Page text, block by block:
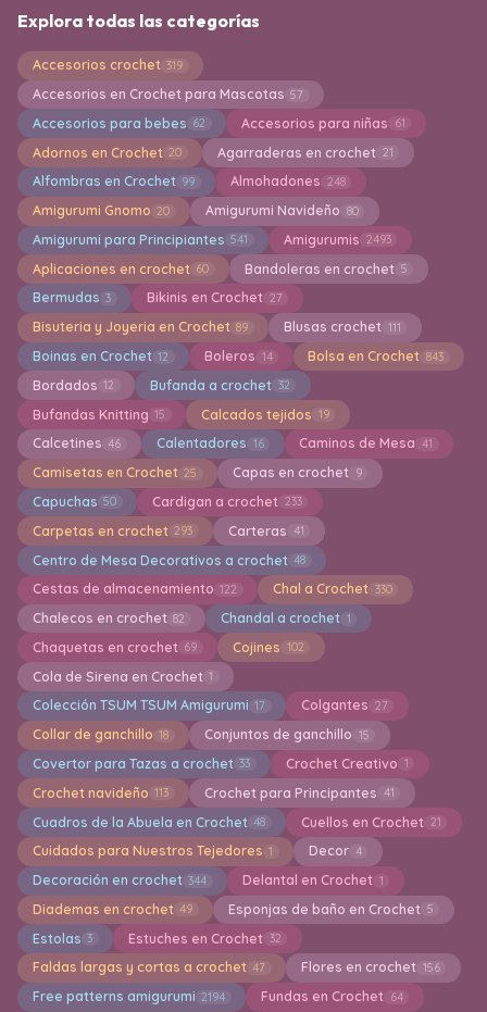
Explora todas las categorías
Accesorios crochet 319
Accesorios en Crochet para Mascotas 57
Accesorios para bebes 62 Accesorios para niñas 61
Adornos en Crochet 20 Agarraderas en crochet 21
Alfombras en Crochet 99 Almohadones 248
Amigurumi Gnomo 20 Amigurumi Navideño 80
Amigurumi para Principiantes 541 Amigurumis 2493
Aplicaciones en crochet 60 Bandoleras en crochet 5
Bermudas 3 Bikinis en Crochet 27
Bisuteria y Joyeria en Crochet 89 Blusas crochet 111
Boinas en Crochet 12 Boleros 14 Bolsa en Crochet 843
Bordados 12 Bufanda a crochet 32
Bufandas Knitting 15 Calcados tejidos 19
Calcetines 46 Calentadores 16 Caminos de Mesa 41
Camisetas en Crochet 25 Capas en crochet 9
Capuchas 50 Cardigan a crochet 233
Carpetas en crochet 293 Carteras 41
Centro de Mesa Decorativos a crochet 48
Cestas de almacenamiento 122 Chal a Crochet 330
Chalecos en crochet 82 Chandal a crochet 1
Chaquetas en crochet 69 Cojines 102
Cola de Sirena en Crochet 1
Colección TSUM TSUM Amigurumi 17 Colgantes 27
Collar de ganchillo 18 Conjuntos de ganchillo 15
Covertor para Tazas a crochet 33 Crochet Creativo 1
Crochet navideño 113 Crochet para Principantes 41
Cuadros de la Abuela en Crochet 48 Cuellos en Crochet 21
Cuidados para Nuestros Tejedores 1 Decor 4
Decoración en crochet 344 Delantal en Crochet 1
Diademas en crochet 49 Esponjas de baño en Crochet 5
Estolas 3 Estuches en Crochet 32
Faldas largas y cortas a crochet 47 Flores en crochet 156
Free patterns amigurumi 2194 Fundas en Crochet 64